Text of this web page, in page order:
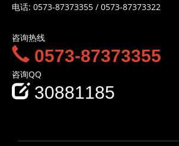
电话: 0573-87373355 / 0573-87373322
咨询热线
0573-87373355
咨询QQ
30881185